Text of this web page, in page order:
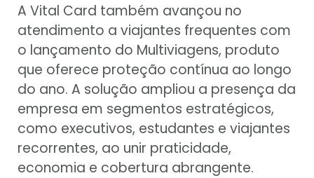
A Vital Card também avançou no
atendimento a viajantes frequentes com
o lançamento do Multiviagens, produto
que oferece proteção contínua ao longo
do ano. A solução ampliou a presença da
empresa em segmentos estratégicos,
como executivos, estudantes e viajantes
recorrentes, ao unir praticidade,
economia e cobertura abrangente.